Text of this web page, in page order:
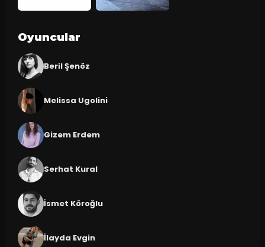
Oyuncular
Beril Şenöz
Melissa Ugolini
Gizem Erdem
Serhat Kural
İsmet Köroğlu
İlayda Evgin